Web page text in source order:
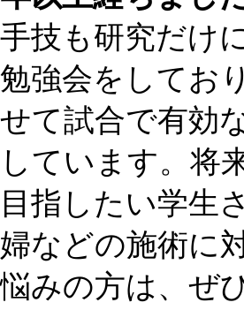
手技も研究だけ
勉強会をしてお
せて試合で有効
しています。将
目指したい学生
婦などの施術に
悩みの方は、ぜ